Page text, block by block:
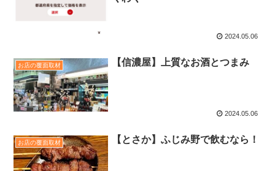
2024.05.06
お店の覆面取材 【信濃屋】上質なお酒とつまみ
2024.05.06
お店の覆面取材 【とさか】ふじみ野で飲むなら！